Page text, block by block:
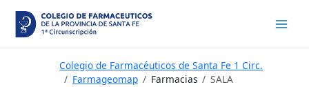
contenido
Colegio de Farmacéuticos de Santa Fe 1 Circ.
Farmageomap
Farmacias SALA